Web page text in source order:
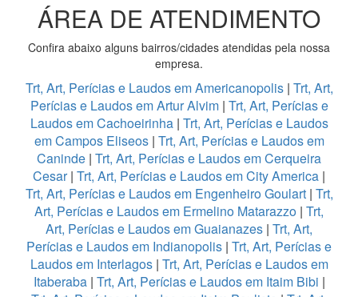
ÁREA DE ATENDIMENTO
Confira abaixo alguns bairros/cidades atendidas pela nossa
empresa.
Trt, Art, Perícias e Laudos em Americanopolis | Trt, Art,
Perícias e Laudos em Artur Alvim | Trt, Art, Perícias e
Laudos em Cachoeirinha| Trt, Art, Perícias e Laudos
em Campos Eliseos | Trt, Art, Perícias e Laudos em
Caninde | Trt, Art, Perícias e Laudos em Cerqueira
Cesar| Trt, Art, Perícias e Laudos em City America |
Trt, Art, Perícias e Laudos em Engenheiro Goulart | Trt,
Art, Perícias e Laudos em Ermelino Matarazzo | Trt,
Art, Perícias e Laudos em Guaianazes | Trt, Art,
Perícias e Laudos em Indianopolis | Trt, Art, Perícias e
Laudos em Interlagos| Trt, Art, Perícias e Laudos em
Itaberaba| Trt, Art, Perícias e Laudos em Itaim Bibi |